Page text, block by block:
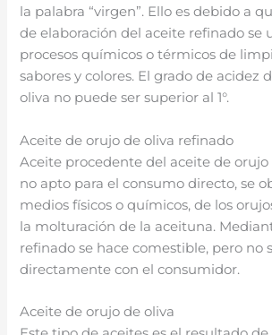
la palabra “virgen”. Ello es debido a
de elaboración del aceite refinado se
procesos químicos o térmicos de
sabores y colores. El grado de acidez
oliva no puede ser superior al 1°.
Aceite de orujo de oliva refinado
Aceite procedente del aceite de orujo
no apto para el consumo directo, se
medios físicos o químicos, de los
la molturación de la aceituna.
refinado se hace comestible, pero no
directamente con el consumidor.
Aceite de orujo de oliva